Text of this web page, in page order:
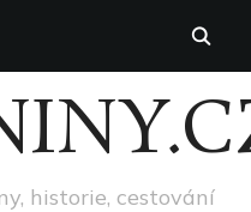
historie, cestování